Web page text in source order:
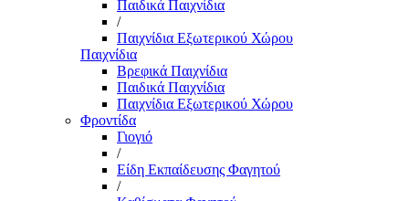
Παιδικά Παιχνίδια
/
Παιχνίδια Εξωτερικού Χώρου
Παιχνίδια
Βρεφικά Παιχνίδια
Παιδικά Παιχνίδια
Παιχνίδια Εξωτερικού Χώρου
Φροντίδα
Γιογιό
/
Είδη Εκπαίδευσης Φαγητού
/